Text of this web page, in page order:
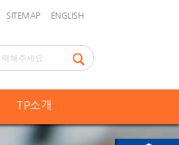
SITEMAP ENGLISH
TP소개